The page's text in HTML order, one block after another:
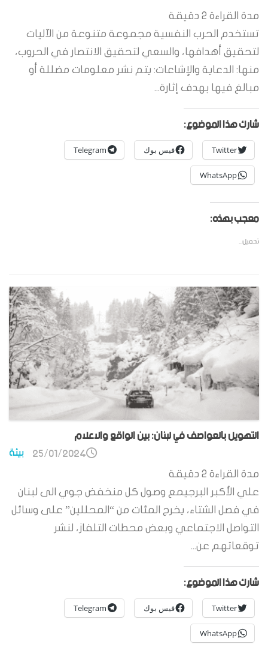
مدة القراءة 2 دقيقة
تستخدم الحرب النفسية مجموعة متنوعة من الآليات
لتحقيق أهدافها، والسعي لتحقيق الانتصار في الحروب،
منها: الدعاية والإشاعات: يتم نشر معلومات مضللة أو
مبالغ فيها بهدف إثارة...
شارك هذا الموضوع:
Twitter فيس بوك Telegram
WhatsApp
معجب بهذه:
تحميل...
التهويل بالعواصف في لبنان: بين الواقع والاعلام
بيئة 25/01/2024
مدة القراءة 2 دقيقة
علي الأكبر البرجيمع وصول كل منخفض جوي الى لبنان
في فصل الشتاء، يخرج المئات من “المحللين” على وسائل
التواصل الاجتماعي وبعض محطات التلفاز، لنشر
توقعاتهم عن...
شارك هذا الموضوع:
Twitter فيس بوك Telegram
WhatsApp